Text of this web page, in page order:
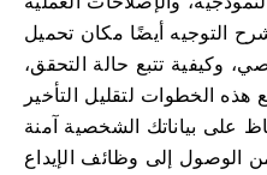
التوجيه أيضًا مكان تحميل
وكيفية تتبع حالة التحقق،
هذه الخطوات لتقليل التأخير
على بياناتك الشخصية آمنة
الوصول إلى وظائف الإيداع